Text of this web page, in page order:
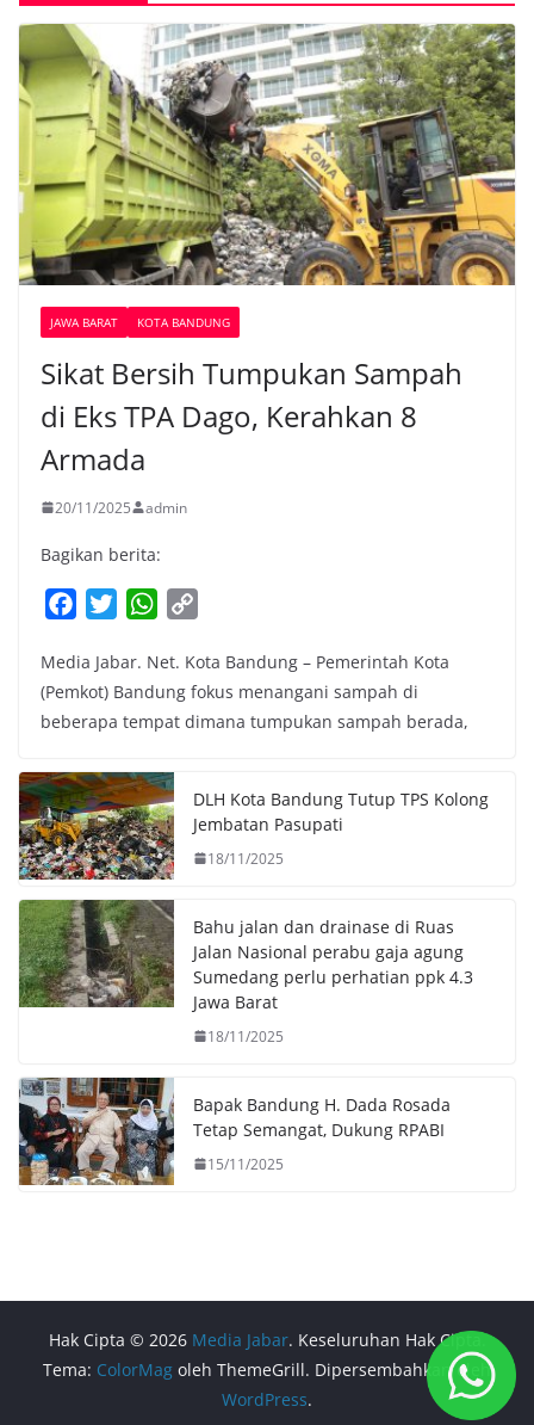
JAWA BARAT KOTA BANDUNG
Sikat Bersih Tumpukan Sampah
di Eks TPA Dago, Kerahkan 8
Armada
20/11/2025 admin
Bagikan berita:
c
e
b
o
k
i
t
t
r
W
a
t
s
p
p
p
y
L
n
k
Media Jabar. Net. Kota Bandung – Pemerintah Kota
(Pemkot) Bandung fokus menangani sampah di
beberapa tempat dimana tumpukan sampah berada,
DLH Kota Bandung Tutup TPS Kolong
Jembatan Pasupati
18/11/2025
Bahu jalan dan drainase di Ruas
Jalan Nasional perabu gaja agung
Sumedang perlu perhatian ppk 4.3
Jawa Barat
18/11/2025
Bapak Bandung H. Dada Rosada
Tetap Semangat, Dukung RPABI
15/11/2025
Hak Cipta © 2026 Media Jabar. Keseluruhan Hak Cipta.
Tema: ColorMag oleh ThemeGrill. Dipersembahkan oleh
WordPress.